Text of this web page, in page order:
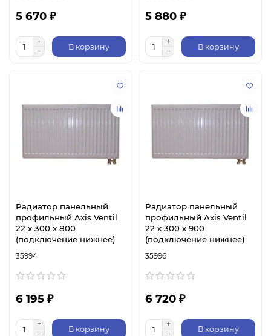
5 670 ₽
В корзину
5 880 ₽
В корзину
Радиатор панельный
профильный Axis Ventil
22 х 300 х 800
(подключение нижнее)
35994
6 195 ₽
В корзину
Радиатор панельный
профильный Axis Ventil
22 х 300 х 900
(подключение нижнее)
35996
6 720 ₽
В корзину